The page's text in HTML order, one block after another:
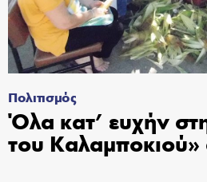
Πολιτισμός
Όλα κατ’ ευχήν
του Καλαμποκιού»